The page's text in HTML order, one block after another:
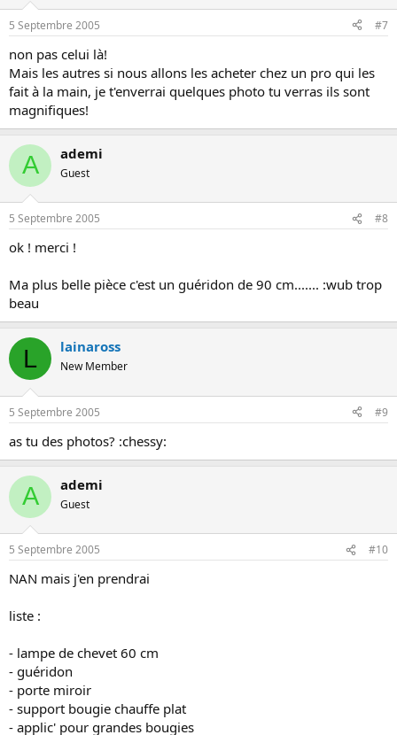
5 Septembre 2005 #7
non pas celui là!
Mais les autres si nous allons les acheter chez un pro qui les
fait à la main, je t'enverrai quelques photo tu verras ils sont
magnifiques!
A ademi
Guest
5 Septembre 2005 #8
ok ! merci !
Ma plus belle pièce c'est un guéridon de 90 cm....... :wub trop
beau
L lainaross
New Member
5 Septembre 2005 #9
as tu des photos? :chessy:
A ademi
Guest
5 Septembre 2005 #10
NAN mais j'en prendrai
liste :
- lampe de chevet 60 cm
- guéridon
- porte miroir
- support bougie chauffe plat
- applic' pour grandes bougies